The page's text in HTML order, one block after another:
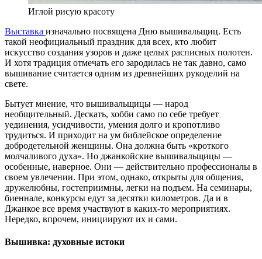
Иглой рисую красоту
Выставка изначально посвящена Дню вышивальщиц. Есть
такой неофициальный праздник для всех, кто любит
искусство создания узоров и даже целых расписных полотен.
И хотя традиция отмечать его зародилась не так давно, само
вышивание считается одним из древнейших рукоделий на
свете.
Бытует мнение, что вышивальщицы — народ
необщительный. Дескать, хобби само по себе требует
уединения, усидчивости, умения долго и кропотливо
трудиться. И приходит на ум библейское определение
добродетельной женщины. Она должна быть «кроткого
молчаливого духа». Но джанкойские вышивальщицы —
особенные, наверное. Они — действительно профессионалы в
своем увлечении. При этом, однако, открыты для общения,
дружелюбны, гостеприимны, легки на подъем. На семинары,
биеннале, конкурсы едут за десятки километров. Да и в
Джанкое все время участвуют в каких-то мероприятиях.
Нередко, впрочем, инициируют их и сами.
Вышивка: духовные истоки